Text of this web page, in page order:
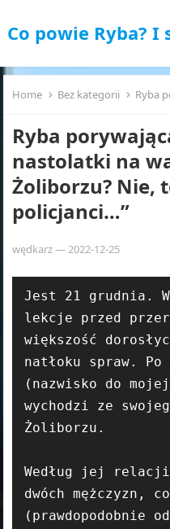
Co powie Ryba? I
Home Bez kategorii Ryba
Ryba
nastolatki na
Żoliborzu? Nie,
policjanci…”
wędkarz—2022-12-25
Jest 21 grudnia.
lekcje przed
większość
natłoku spraw. Po
(nazwisko do
wychodzi ze
Żoliborzu.
Według jej
dwóch mężczyzn,
(prawdopodobnie